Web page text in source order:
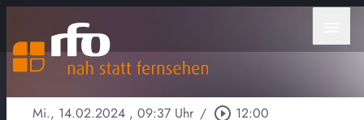
Mi., 14.02.2024 , 09:37 Uhr / play_circle_outline 12:00